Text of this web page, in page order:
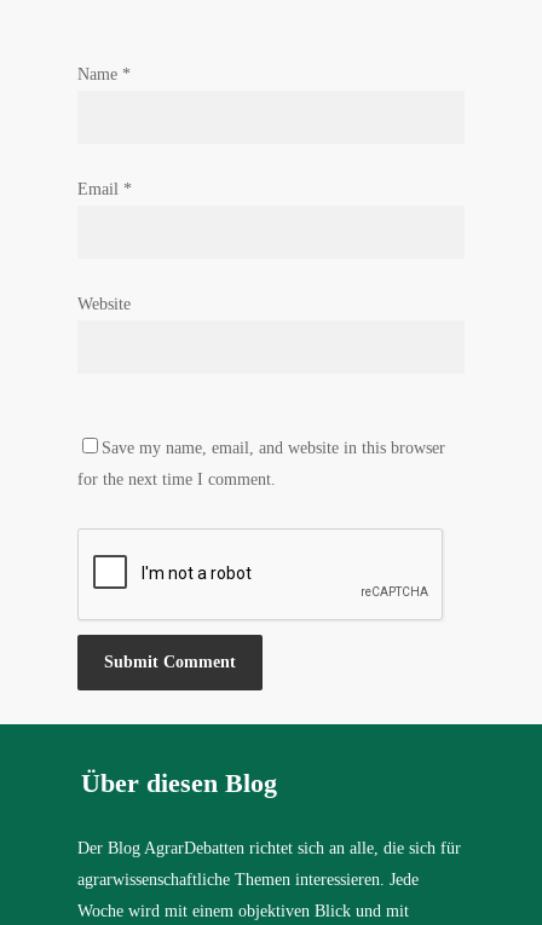
Name *
Email *
Website
Save my name, email, and website in this browser
for the next time I comment.
Über diesen Blog
Der Blog AgrarDebatten richtet sich an alle, die sich für
agrarwissenschaftliche Themen interessieren. Jede
Woche wird mit einem objektiven Blick und mit